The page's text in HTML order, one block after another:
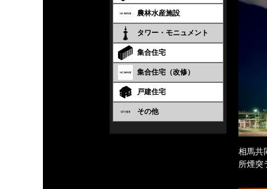
農林水産施設
タワー・モニュメント
集合住宅
集合住宅（改修）
戸建住宅
その他
相馬共
所煙突